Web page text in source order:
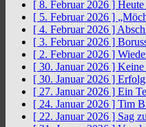
[ 8. Februar 2026 ] Heute
[ 5. Februar 2026 ]
[ 4. Februar 2026 ]
[ 3. Februar 2026 ]
[ 2. Februar 2026 ]
[ 30. Januar 2026 ] Keine
[ 30. Januar 2026 ]
[ 27. Januar 2026 ] Ein
[ 24. Januar 2026 ] Tim
[ 22. Januar 2026 ] Sag